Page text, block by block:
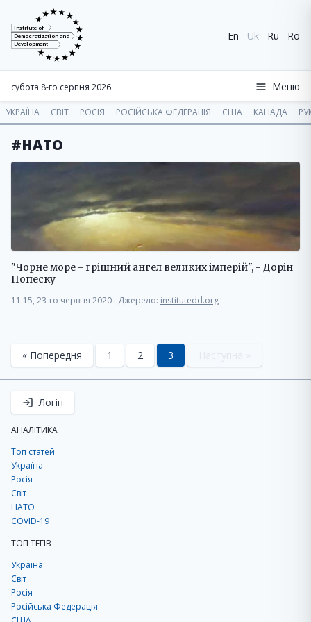
Institute of
Democratization and
Development
En Uk Ru Ro
субота 8-го серпня 2026 Меню
УКРАЇНА СВІТ РОСІЯ РОСІЙСЬКА ФЕДЕРАЦІЯ США КАНАДА
#НАТО
"Чорне море - грішний ангел великих імперій", - Дорін
Попеску
11:15, 23-го червня 2020 · Джерело: institutedd.org
« Попередня 1 2 3
Логін
АНАЛІТИКА
Топ статей
Україна
Росія
Світ
НАТО
COVID-19
ТОП ТЕГІВ
Україна
Світ
Росія
Російська Федерація